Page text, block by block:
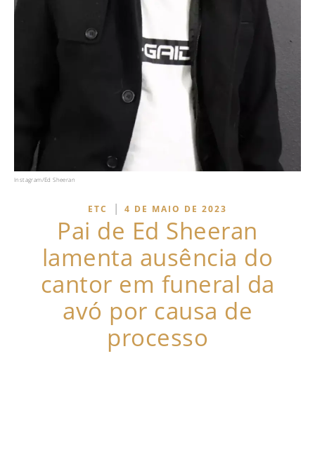
Instagram/Ed Sheeran
ETC | 4 DE MAIO DE 2023
Pai de Ed Sheeran
lamenta ausência do
cantor em funeral da
avó por causa de
processo